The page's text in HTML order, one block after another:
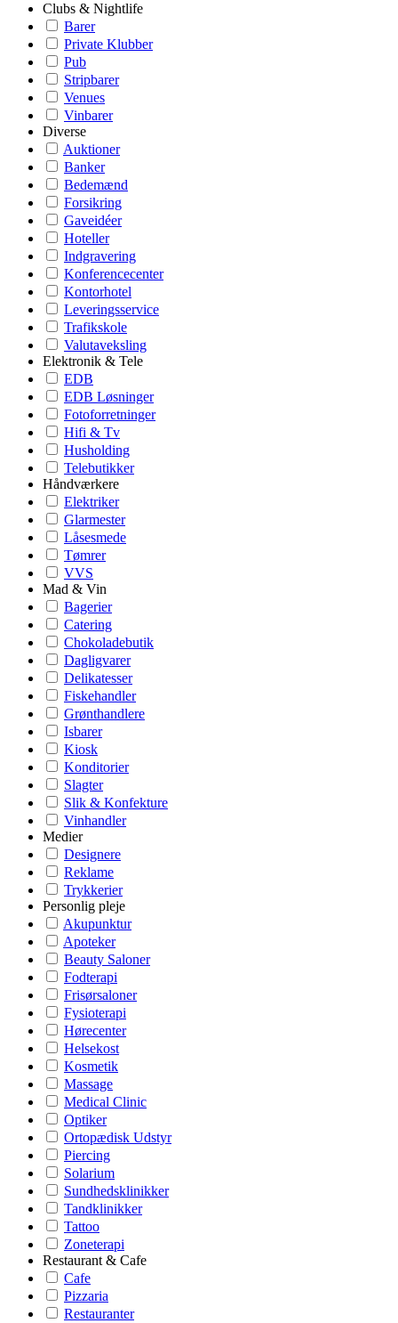
Clubs & Nightlife
Barer
Private Klubber
Pub
Stripbarer
Venues
Vinbarer
Diverse
Auktioner
Banker
Bedemænd
Forsikring
Gaveidéer
Hoteller
Indgravering
Konferencecenter
Kontorhotel
Leveringsservice
Trafikskole
Valutaveksling
Elektronik & Tele
EDB
EDB Løsninger
Fotoforretninger
Hifi & Tv
Husholding
Telebutikker
Håndværkere
Elektriker
Glarmester
Låsesmede
Tømrer
VVS
Mad & Vin
Bagerier
Catering
Chokoladebutik
Dagligvarer
Delikatesser
Fiskehandler
Grønthandlere
Isbarer
Kiosk
Konditorier
Slagter
Slik & Konfekture
Vinhandler
Medier
Designere
Reklame
Trykkerier
Personlig pleje
Akupunktur
Apoteker
Beauty Saloner
Fodterapi
Frisørsaloner
Fysioterapi
Hørecenter
Helsekost
Kosmetik
Massage
Medical Clinic
Optiker
Ortopædisk Udstyr
Piercing
Solarium
Sundhedsklinikker
Tandklinikker
Tattoo
Zoneterapi
Restaurant & Cafe
Cafe
Pizzaria
Restauranter